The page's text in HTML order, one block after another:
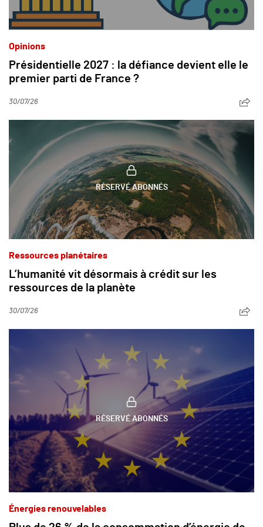
Opinions
Présidentielle 2027 : la défiance devient elle le
premier parti de France ?
30/07/26
RÉSERVÉ ABONNÉS
Ressources planétaires
L’humanité vit désormais à crédit sur les
ressources de la planète
30/07/26
RÉSERVÉ ABONNÉS
Énergies renouvelables